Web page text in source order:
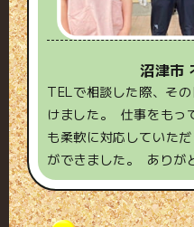
沼津市
TELで相談した際、そ
けました。 仕事をもっ
も柔軟に対応していた
ができました。 ありが